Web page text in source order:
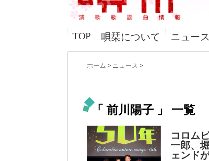
TOP 唄栞について ニュース
ホーム > ニュース >
「 前川陽子 」 一覧
コロム
一郎、
ェンド